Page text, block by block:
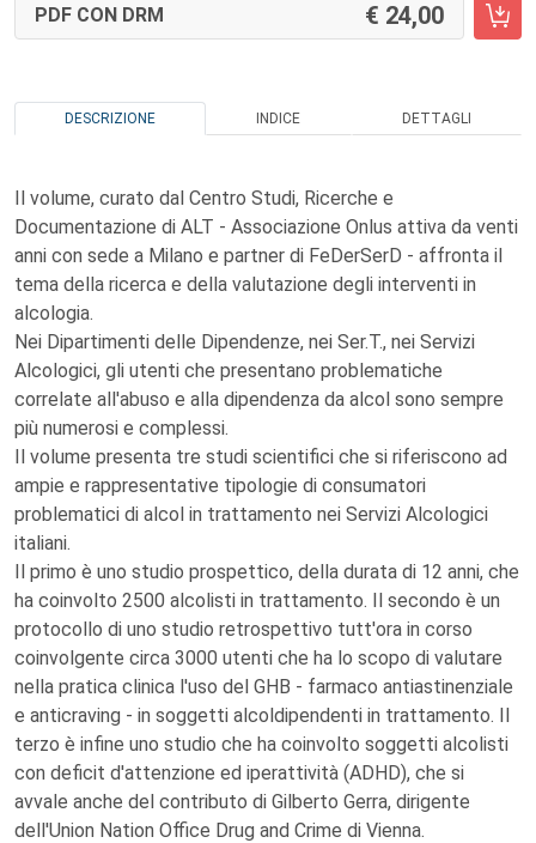
PDF CON DRM 24,00
DESCRIZIONE INDICE DETTAGLI
Il volume, curato dal Centro Studi, Ricerche e
Documentazione di ALT - Associazione Onlus attiva da venti
anni con sede a Milano e partner di FeDerSerD - affronta il
tema della ricerca e della valutazione degli interventi in
alcologia.
Nei Dipartimenti delle Dipendenze, nei Ser.T., nei Servizi
Alcologici, gli utenti che presentano problematiche
correlate all'abuso e alla dipendenza da alcol sono sempre
più numerosi e complessi.
Il volume presenta tre studi scientifici che si riferiscono ad
ampie e rappresentative tipologie di consumatori
problematici di alcol in trattamento nei Servizi Alcologici
italiani.
Il primo è uno studio prospettico, della durata di 12 anni, che
ha coinvolto 2500 alcolisti in trattamento. Il secondo è un
protocollo di uno studio retrospettivo tutt'ora in corso
coinvolgente circa 3000 utenti che ha lo scopo di valutare
nella pratica clinica l'uso del GHB - farmaco antiastinenziale
e anticraving - in soggetti alcoldipendenti in trattamento. Il
terzo è infine uno studio che ha coinvolto soggetti alcolisti
con deficit d'attenzione ed iperattività (ADHD), che si
avvale anche del contributo di Gilberto Gerra, dirigente
dell'Union Nation Office Drug and Crime di Vienna.